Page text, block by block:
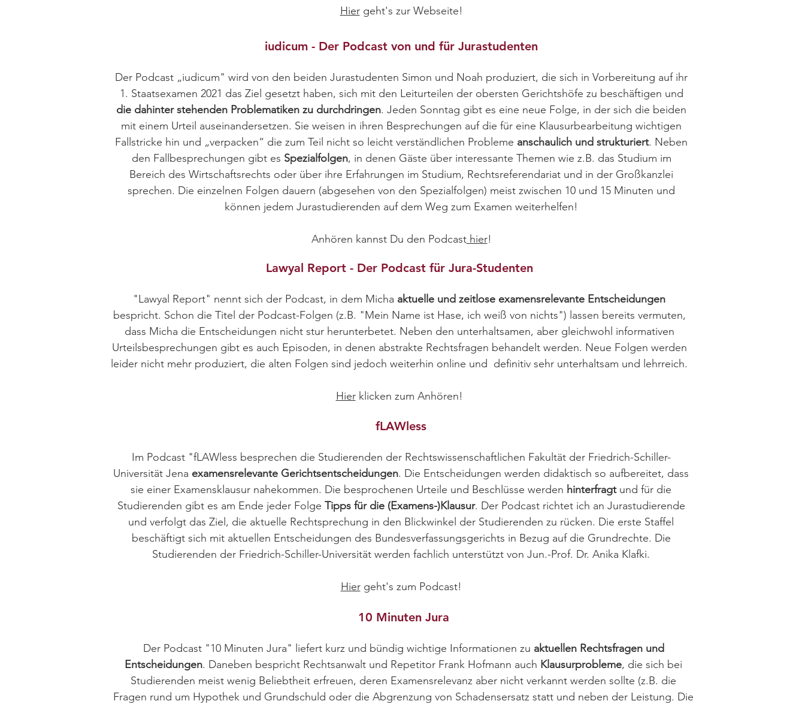
Hiergeht's zur Webseite!
iudicum - Der Podcast von und für Jurastudenten
Der Podcast „iudicum" wird von den beiden Jurastudenten Simon und Noah produziert, die sich in Vorbereitung auf ihr
1. Staatsexamen 2021 das Ziel gesetzt haben, sich mit den Leiturteilen der obersten Gerichtshöfe zu beschäftigen und
die dahinter stehenden Problematiken zu durchdringen. Jeden Sonntag gibt es eine neue Folge, in der sich die beiden
mit einem Urteil auseinandersetzen. Sie weisen in ihren Besprechungen auf die für eine Klausurbearbeitung wichtigen
Fallstricke hin und „verpacken“ die zum Teil nicht so leicht verständlichen Probleme anschaulich und strukturiert. Neben
den Fallbesprechungen gibt es Spezialfolgen, in denen Gäste über interessante Themen wie z.B. das Studium im
Bereich des Wirtschaftsrechts oder über ihre Erfahrungen im Studium, Rechtsreferendariat und in der Großkanzlei
sprechen. Die einzelnen Folgen dauern (abgesehen von den Spezialfolgen) meist zwischen 10 und 15 Minuten und
können jedem Jurastudierenden auf dem Weg zum Examen weiterhelfen!
Anhören kannst Du den Podcasthier!
Lawyal Report - Der Podcast für Jura-Studenten
"Lawyal Report" nennt sich der Podcast, in dem Micha aktuelle und zeitlose examensrelevante Entscheidungen
bespricht. Schon die Titel der Podcast-Folgen (z.B. "Mein Name ist Hase, ich weiß von nichts") lassen bereits vermuten,
dass Micha die Entscheidungen nicht stur herunterbetet. Neben den unterhaltsamen, aber gleichwohl informativen
Urteilsbesprechungen gibt es auch Episoden, in denen abstrakte Rechtsfragen behandelt werden. Neue Folgen werden
leider nicht mehr produziert, die alten Folgen sind jedoch weiterhin online und definitiv sehr unterhaltsam und lehrreich.
Hierklicken zum Anhören!
fLAWless
Im Podcast "fLAWless besprechen die Studierenden der Rechtswissenschaftlichen Fakultät der Friedrich-Schiller-
Universität Jena examensrelevante Gerichtsentscheidungen. Die Entscheidungen werden didaktisch so aufbereitet, dass
sie einer Examensklausur nahekommen. Die besprochenen Urteile und Beschlüsse werden hinterfragtund für die
Studierenden gibt es am Ende jeder Folge Tipps für die (Examens-)Klausur. Der Podcast richtet ich an Jurastudierende
und verfolgt das Ziel, die aktuelle Rechtsprechung in den Blickwinkel der Studierenden zu rücken. Die erste Staffel
beschäftigt sich mit aktuellen Entscheidungen des Bundesverfassungsgerichts in Bezug auf die Grundrechte. Die
Studierenden der Friedrich-Schiller-Universität werden fachlich unterstützt von Jun.-Prof. Dr. Anika Klafki.
Hiergeht's zum Podcast!
10 Minuten Jura
Der Podcast "10 Minuten Jura" liefert kurz und bündig wichtige Informationen zu aktuellen Rechtsfragen und
Entscheidungen. Daneben bespricht Rechtsanwalt und Repetitor Frank Hofmann auch Klausurprobleme, die sich bei
Studierenden meist wenig Beliebtheit erfreuen, deren Examensrelevanz aber nicht verkannt werden sollte (z.B. die
Fragen rund um Hypothek und Grundschuld oder die Abgrenzung von Schadensersatz statt und neben der Leistung. Die